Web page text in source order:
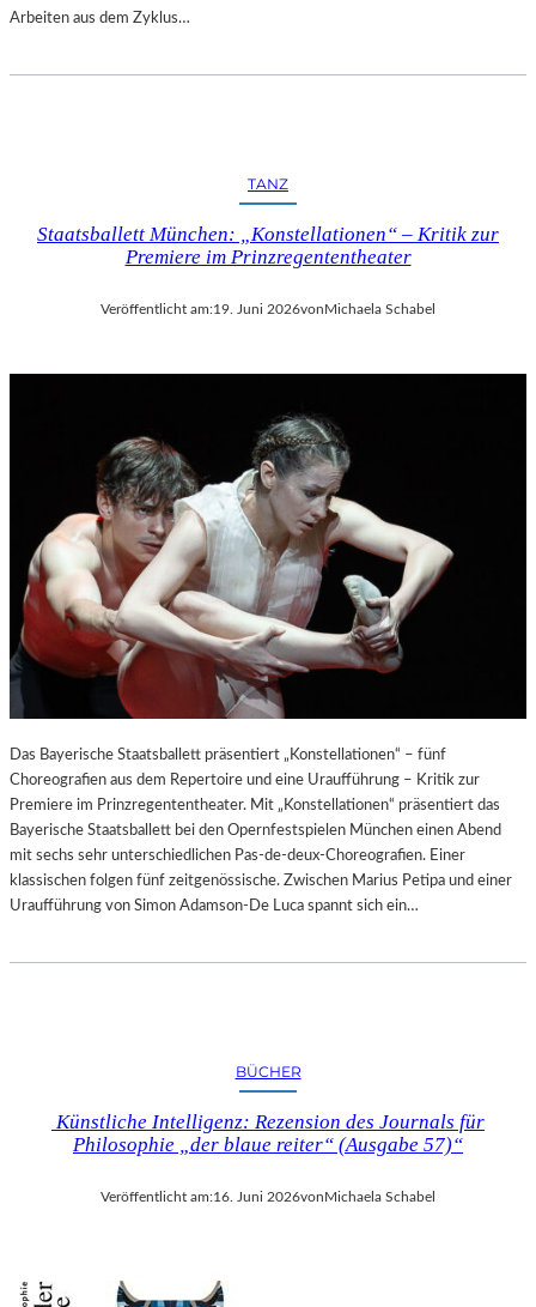
Arbeiten aus dem Zyklus…
TANZ
Staatsballett München: „Konstellationen“ – Kritik zur
Premiere im Prinzregententheater
Veröffentlicht am:19. Juni 2026vonMichaela Schabel
Das Bayerische Staatsballett präsentiert „Konstellationen“ – fünf
Choreografien aus dem Repertoire und eine Uraufführung – Kritik zur
Premiere im Prinzregententheater. Mit „Konstellationen“ präsentiert das
Bayerische Staatsballett bei den Opernfestspielen München einen Abend
mit sechs sehr unterschiedlichen Pas-de-deux-Choreografien. Einer
klassischen folgen fünf zeitgenössische. Zwischen Marius Petipa und einer
Uraufführung von Simon Adamson-De Luca spannt sich ein…
BÜCHER
Künstliche Intelligenz: Rezension des Journals für
Philosophie „der blaue reiter“ (Ausgabe 57)“
Veröffentlicht am:16. Juni 2026vonMichaela Schabel